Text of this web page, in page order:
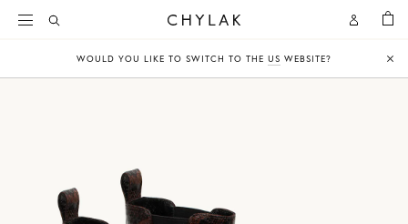
Open
Open
WOULD YOU LIKE TO SWITCH TO THE US WEBSITE?